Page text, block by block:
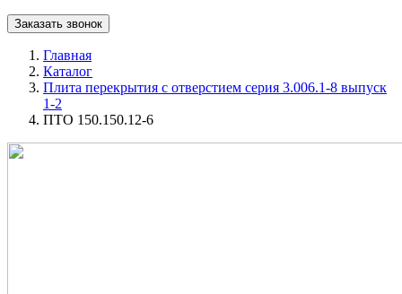
Заказать звонок
Главная
Каталог
Плита перекрытия с отверстием серия 3.006.1-8 выпуск
1-2
ПТО 150.150.12-6